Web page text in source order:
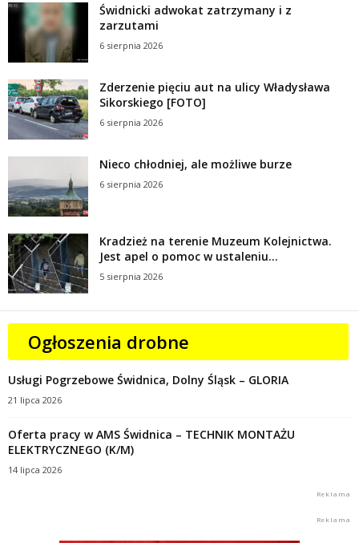
Świdnicki adwokat zatrzymany i z
zarzutami
6 sierpnia 2026
Zderzenie pięciu aut na ulicy Władysława
Sikorskiego [FOTO]
6 sierpnia 2026
Nieco chłodniej, ale możliwe burze
6 sierpnia 2026
Kradzież na terenie Muzeum Kolejnictwa.
Jest apel o pomoc w ustaleniu...
5 sierpnia 2026
Ogłoszenia drobne
Usługi Pogrzebowe Świdnica, Dolny Śląsk – GLORIA
21 lipca 2026
Oferta pracy w AMS Świdnica – TECHNIK MONTAŻU
ELEKTRYCZNEGO (K/M)
14 lipca 2026